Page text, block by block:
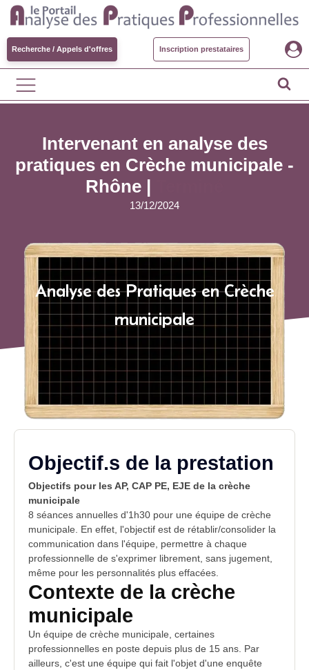
Recherche / Appels d'offres Inscription prestataires
Intervenant en analyse des
pratiques en Crèche municipale -
Rhône |
13/12/2024
Analyse des Pratiques en Crèche
municipale
Objectif.s de la prestation
Objectifs pour les AP, CAP PE, EJE de la crèche
municipale
8 séances annuelles d'1h30 pour une équipe de crèche
municipale. En effet, l'objectif est de rétablir/consolider la
communication dans l'équipe, permettre à chaque
professionnelle de s'exprimer librement, sans jugement,
même pour les personnalités plus effacées.
Contexte de la crèche
municipale
Un équipe de crèche municipale, certaines
professionnelles en poste depuis plus de 15 ans. Par
ailleurs, c'est une équipe qui fait l'objet d'une enquête